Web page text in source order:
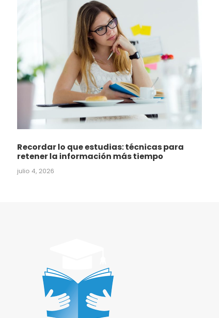
Recordar lo que estudias: técnicas para
retener la información más tiempo
julio 4, 2026